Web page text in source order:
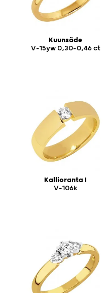
Kuunsäde
V-15yw 0,30-0,46 ct
Kallioranta I
V-106k